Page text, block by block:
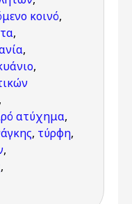
κοινό,
,
,
,
,
ατύχημα,
, τύρφη,
,
,